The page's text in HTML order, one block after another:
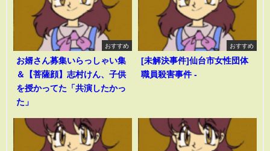
おすすめ
お婿さん募集いらっしゃい集
＆【菩薩顔】志村けん、子供
を授かってた「共演したかっ
た」
おすすめ
[未解決事件]仙台市女性団体
職員殺害事件 -